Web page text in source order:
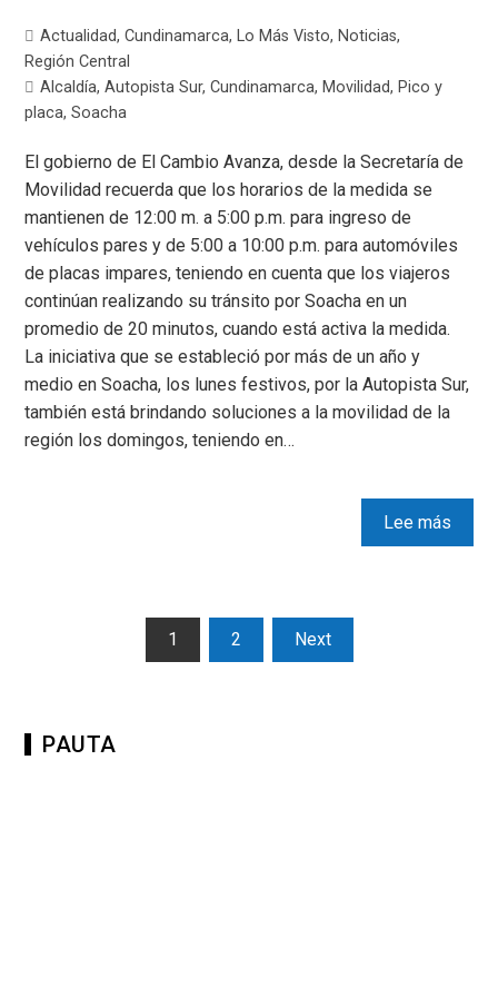
Actualidad,Cundinamarca, Lo Más Visto, Noticias,
Región Central
Alcaldía,Autopista Sur,Cundinamarca, Movilidad, Pico y
placa,Soacha
El gobierno de El Cambio Avanza, desde la Secretaría de
Movilidad recuerda que los horarios de la medida se
mantienen de 12:00 m. a 5:00 p.m. para ingreso de
vehículos pares y de 5:00 a 10:00 p.m. para automóviles
de placas impares, teniendo en cuenta que los viajeros
continúan realizando su tránsito por Soacha en un
promedio de 20 minutos, cuando está activa la medida.
La iniciativa que se estableció por más de un año y
medio en Soacha, los lunes festivos, por la Autopista Sur,
también está brindando soluciones a la movilidad de la
región los domingos, teniendo en…
Lee más
1 2 Next
PAUTA